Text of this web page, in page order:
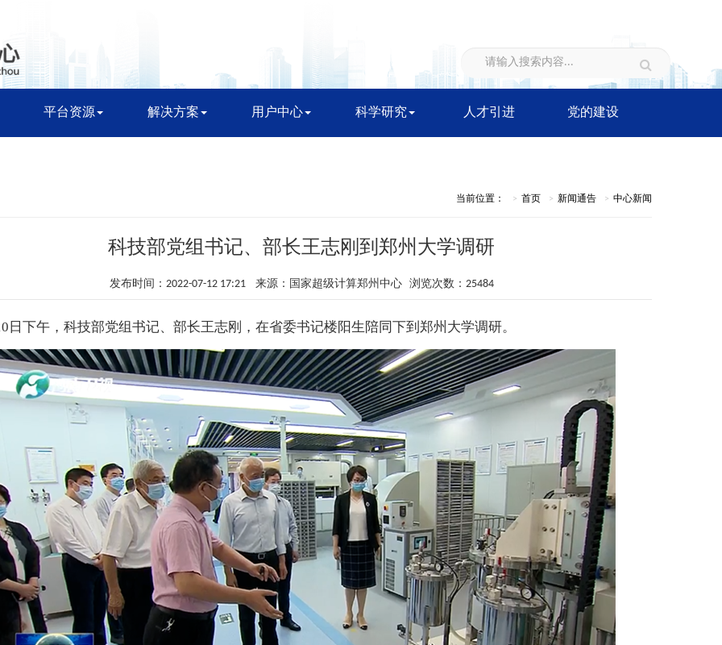
平台资源 解决方案 用户中心 科学研究 人才引进 党的建设
当前位置： 首页 新闻通告 中心新闻
科技部党组书记、部长王志刚到郑州大学调研
发布时间：2022-07-12 17:21 来源：国家超级计算郑州中心 浏览次数：25484
日下午，科技部党组书记、部长王志刚，在省委书记楼阳生陪同下到郑州大学调研。